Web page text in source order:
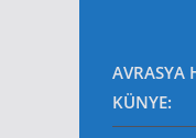
AVRASYA
KÜNYE: